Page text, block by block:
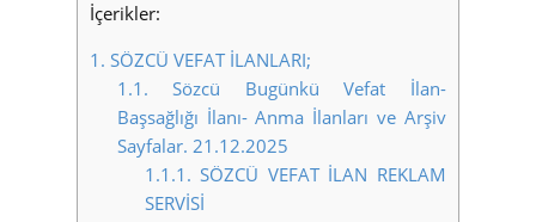
İçerikler:
1. SÖZCÜ VEFAT İLANLARI;
1.1. Sözcü Bugünkü Vefat İlan-
Başsağlığı İlanı- Anma İlanları ve Arşiv
Sayfalar. 21.12.2025
1.1.1. SÖZCÜ VEFAT İLAN REKLAM
SERVİSİ